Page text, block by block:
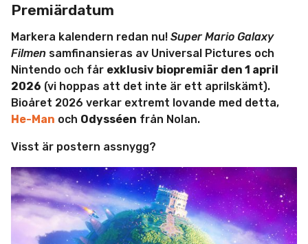
Premiärdatum
Markera kalendern redan nu! Super Mario Galaxy
Filmen samfinansieras av Universal Pictures och
Nintendo och får exklusiv biopremiär den 1 april
2026 (vi hoppas att det inte är ett aprilskämt).
Bioåret 2026 verkar extremt lovande med detta,
He-Man och Odysséen från Nolan.
Visst är postern assnygg?